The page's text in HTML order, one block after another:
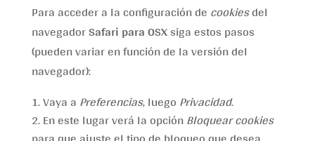
Para acceder a la configuración decookiesdel
navegadorSafari para OSXsiga estos pasos
(pueden variar en función de la versión del
navegador):
Vaya aPreferencias, luegoPrivacidad.
En este lugar verá la opciónBloquear cookies